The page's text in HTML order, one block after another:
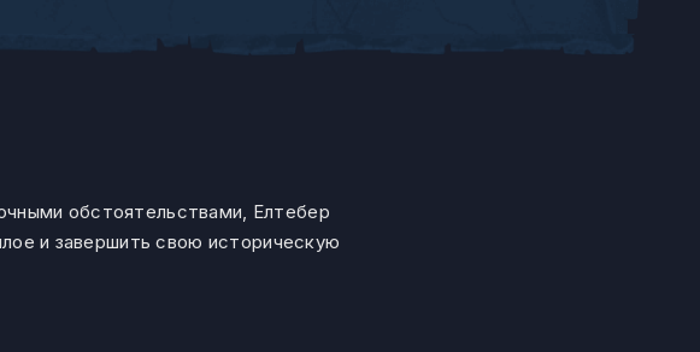
обстоятельствами, Елтебер
и завершить свою историческую